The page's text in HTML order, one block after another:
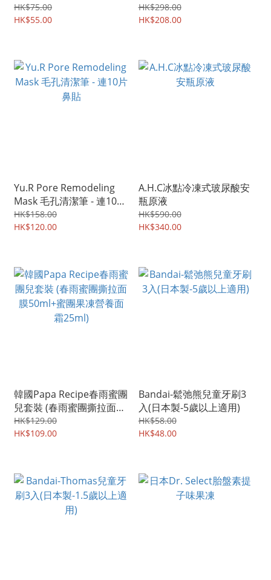
甲油+指甲貼套裝
HK$75.00
HK$55.00
HK$298.00
HK$208.00
Yu.R Pore Remodeling
Mask 毛孔清潔筆 - 連10片
鼻貼
HK$158.00
HK$120.00
A.H.C冰點冷凍式玻尿酸安
瓶原液
HK$590.00
HK$340.00
韓國Papa Recipe春雨蜜團
兒套裝 (春雨蜜團撕拉面膜
50ml+蜜團果凍營養面霜
25ml)
HK$129.00
HK$109.00
Bandai-鬆弛熊兒童牙刷3
入(日本製-5歲以上適用)
HK$58.00
HK$48.00